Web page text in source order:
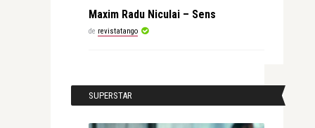
Maxim Radu Niculai – Sens
de revistatango
SUPERSTAR